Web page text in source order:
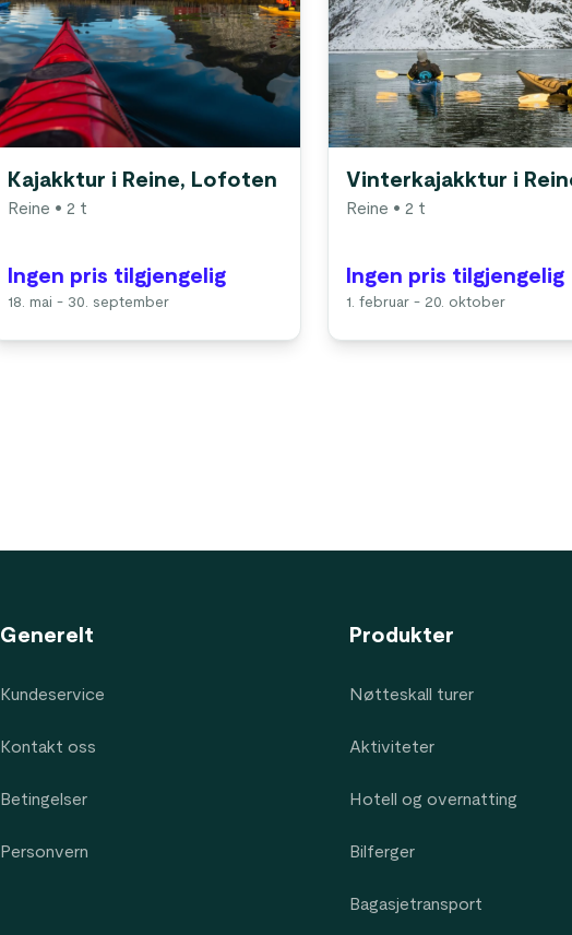
Kajakktur i Reine, Lofoten
Reine • 2 t
Ingen pris tilgjengelig
18. mai - 30. september
Vinterkajakktur i
Reine • 2 t
Ingen pris tilgjengelig
1. februar - 20. oktober
Generelt
Kundeservice
Kontakt oss
Betingelser
Personvern
Produkter
Nøtteskall turer
Aktiviteter
Hotell og overnatting
Bilferger
Bagasjetransport